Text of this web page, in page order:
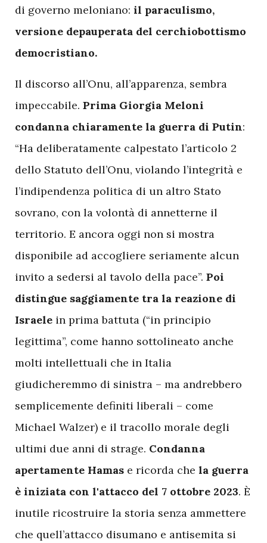
di governo meloniano: il paraculismo,
versione depauperata del cerchiobottismo
democristiano.
Il discorso all’Onu, all’apparenza, sembra
impeccabile. Prima Giorgia Meloni
condanna chiaramente la guerra di Putin:
“Ha deliberatamente calpestato l’articolo 2
dello Statuto dell’Onu, violando l’integrità e
l’indipendenza politica di un altro Stato
sovrano, con la volontà di annetterne il
territorio. E ancora oggi non si mostra
disponibile ad accogliere seriamente alcun
invito a sedersi al tavolo della pace”. Poi
distingue saggiamente tra la reazione di
Israele in prima battuta (“in principio
legittima”, come hanno sottolineato anche
molti intellettuali che in Italia
giudicheremmo di sinistra – ma andrebbero
semplicemente definiti liberali – come
Michael Walzer) e il tracollo morale degli
ultimi due anni di strage. Condanna
apertamente Hamas e ricorda che la guerra
è iniziata con l'attacco del 7 ottobre 2023. È
inutile ricostruire la storia senza ammettere
che quell’attacco disumano e antisemita si